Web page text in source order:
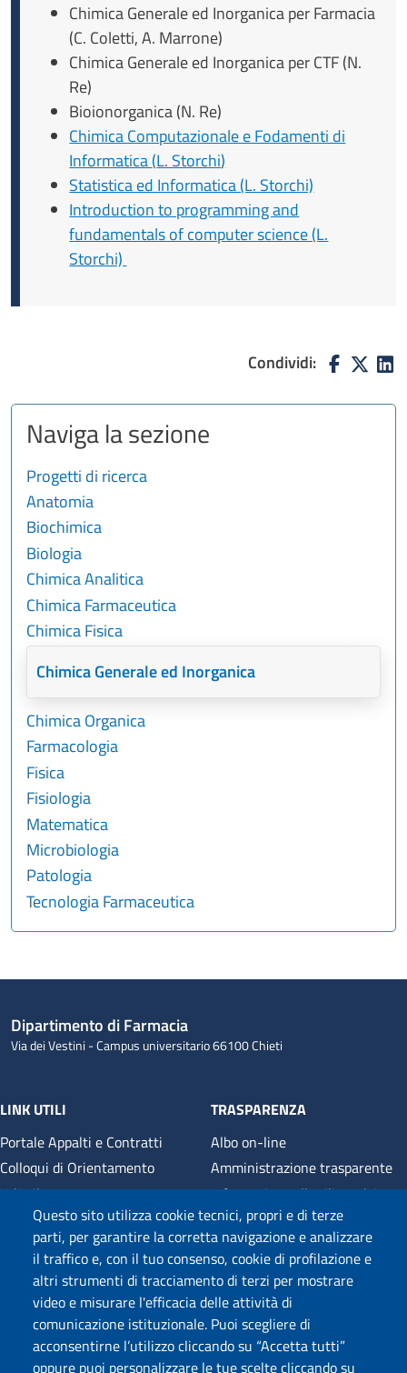
Questo sito utilizza cookie tecnici, propri e di terze
parti, per garantire la corretta navigazione e analizzare
il traffico e, con il tuo consenso, cookie di profilazione e
altri strumenti di tracciamento di terzi per mostrare
video e misurare l'efficacia delle attività di
comunicazione istituzionale. Puoi scegliere di
acconsentirne l’utilizzo cliccando su “Accetta tutti”
oppure puoi personalizzare le tue scelte cliccando su
Chimica Generale ed Inorganica per Farmacia
(C. Coletti, A. Marrone)
Chimica Generale ed Inorganica per CTF (N.
Re)
Bioionorganica (N. Re)
Chimica Computazionale e Fodamenti di
Informatica(L. Storchi)
Statistica ed Informatica (L. Storchi)
Introduction to programming and
fundamentals of computer science (L.
Storchi)
Condividi:
Naviga la sezione
Progetti di ricerca
Anatomia
Biochimica
Biologia
Chimica Analitica
Chimica Farmaceutica
Chimica Fisica
Chimica Generale ed Inorganica
Chimica Organica
Farmacologia
Fisica
Fisiologia
Matematica
Microbiologia
Patologia
Tecnologia Farmaceutica
Dipartimento di Farmacia
Via dei Vestini - Campus universitario 66100 Chieti
LINK UTILI
Portale Appalti e Contratti
Colloqui di Orientamento
UdALibrary
E-Learning
UNIFIND
TRASPARENZA
Albo on-line
Amministrazione trasparente
Informativa sull'utilizzo dei
cookie
Cookie settings
Mappa del sito
Dona il 5 x 1000
Privacy